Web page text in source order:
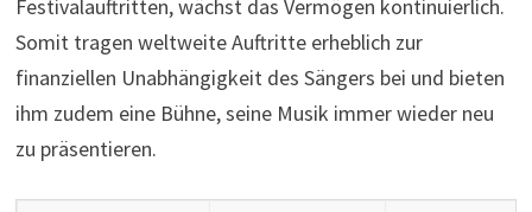
Festivalauftritten, wächst das Vermögen kontinuierlich.
Somit tragen weltweite Auftritte erheblich zur
finanziellen Unabhängigkeit des Sängers bei und bieten
ihm zudem eine Bühne, seine Musik immer wieder neu
zu präsentieren.